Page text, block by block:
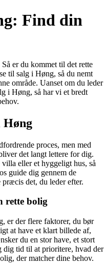
Find din
er du kommet til det rette
til salg i Høng, så du nemt
område. Uanset om du leder
i Høng, så har vi et bredt
Høng
proces, men med
det langt lettere for dig.
eller et hyggeligt hus, så
guide dig gennem de
det, du leder efter.
rette bolig
er der flere faktorer, du bør
at have et klart billede af,
du en stor have, et stort
dig tid til at prioritere, hvad der
der matcher dine behov.